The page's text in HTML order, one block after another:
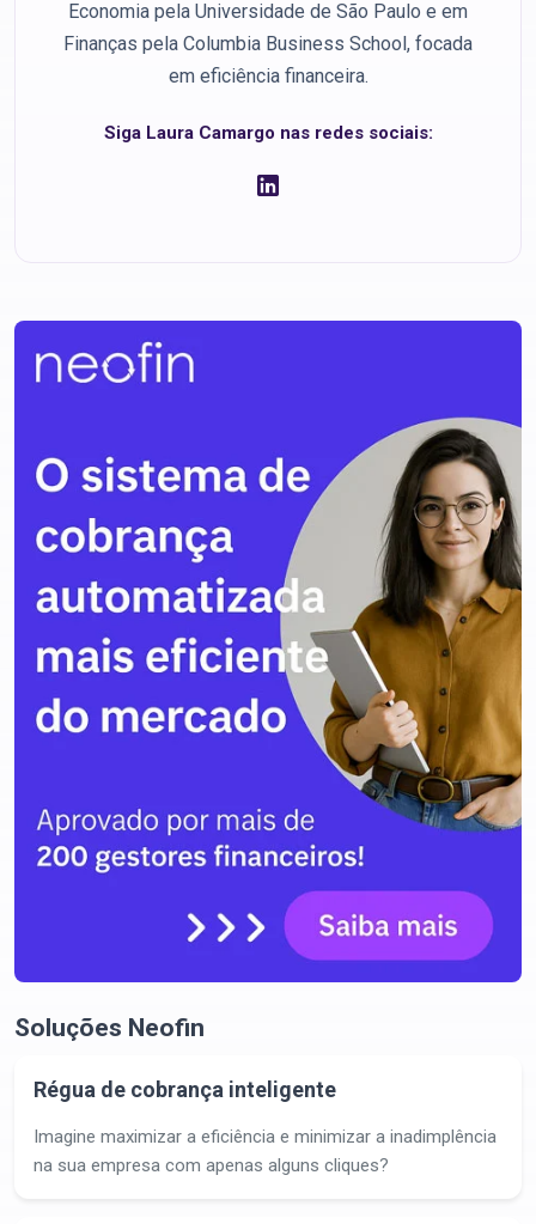
Economia pela Universidade de São Paulo e em
Finanças pela Columbia Business School, focada
em eficiência financeira.
Siga Laura Camargo nas redes sociais:
Soluções Neofin
Régua de cobrança inteligente
Imagine maximizar a eficiência e minimizar a inadimplência
na sua empresa com apenas alguns cliques?